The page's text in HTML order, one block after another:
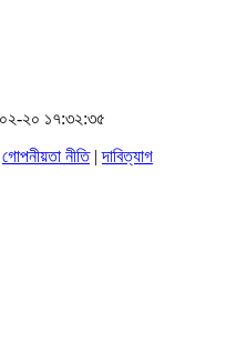
০২-২০ ১৭:৩২:৩৫
গোপনীয়তা নীতি|দাবিত্যাগ